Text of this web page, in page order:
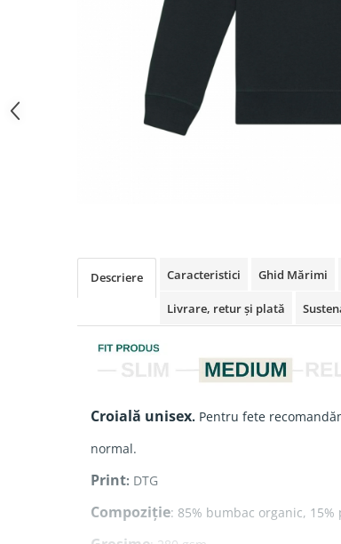
Descriere Caracteristici Ghid Mărimi
Livrare, retur și plată
Croială unisex. Pentru fete
normal.
Print: DTG
Compoziție: 85% bumbac organic,